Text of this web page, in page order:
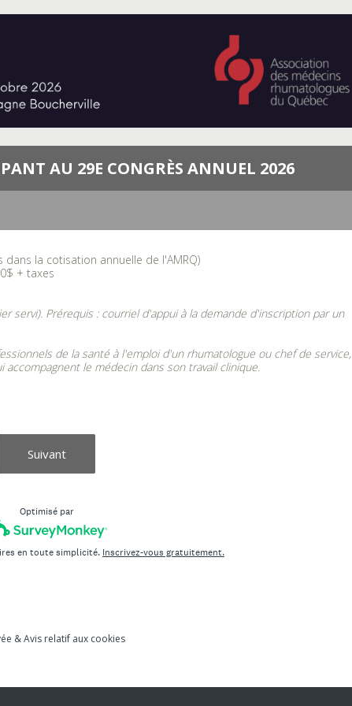
AU 29E CONGRÈS ANNUEL 2026
la cotisation annuelle de l'AMRQ)
+ taxes
servi). Prérequis : courriel d'appui à la demande d'inscription par un
de la santé à l'emploi d'un rhumatologue ou chef de service,
le médecin dans son travail clinique.
Suivant
Optimisé par
en toute simplicité. Inscrivez-vous gratuitement.
&Avis relatif aux cookies